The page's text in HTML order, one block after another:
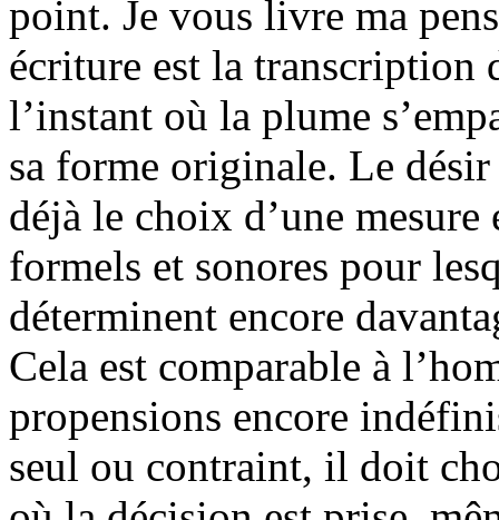
point. Je vous livre ma
écriture est la transcription
l’instant où la plume
sa forme originale. Le
déjà le choix d’une
formels et sonores pour
déterminent encore
Cela est comparable à
propensions encore
seul ou contraint, il doit